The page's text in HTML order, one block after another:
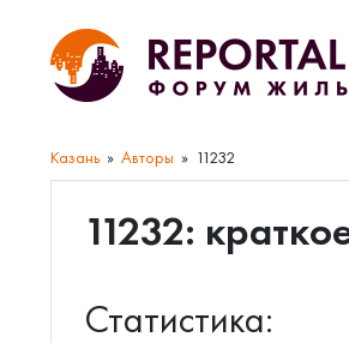
Казань Авторы 11232
11232:
Статистика: